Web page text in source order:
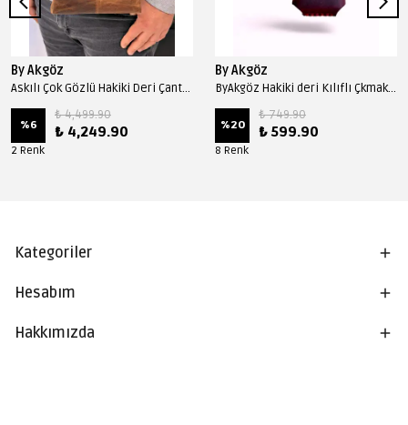
By Akgöz
Askılı Çok Gözlü Hakiki Deri Çanta 1031 Model - Fındık
%6
₺ 4,499.90
₺ 4,249.90
2 Renk
By Akgöz
ByAkgöz Hakiki deri Kılıflı Çkmak 0011 Model - Bordo
%20
₺ 749.90
₺ 599.90
8 Renk
Kategoriler
Hesabım
Hakkımızda